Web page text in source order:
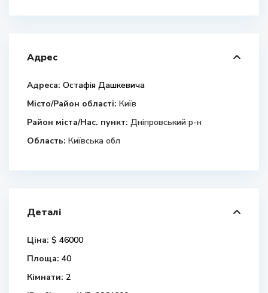
Адрес
Адреса: Остафія Дашкевича
Місто/Район області: Київ
Район міста/Нас. пункт: Дніпровський р-н
Область: Київська обл
Деталі
Ціна: $ 46000
Площа: 40
Кімнати: 2